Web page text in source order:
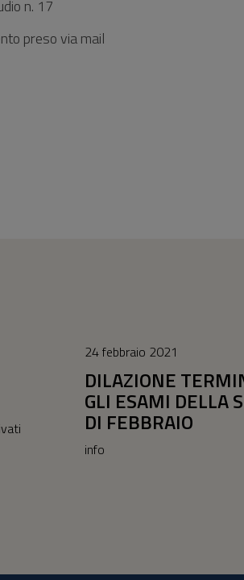
n. 17
preso via mail
24 febbraio 2021
DILAZIONE
GLI ESAMI DELLA
DI FEBBRAIO
info